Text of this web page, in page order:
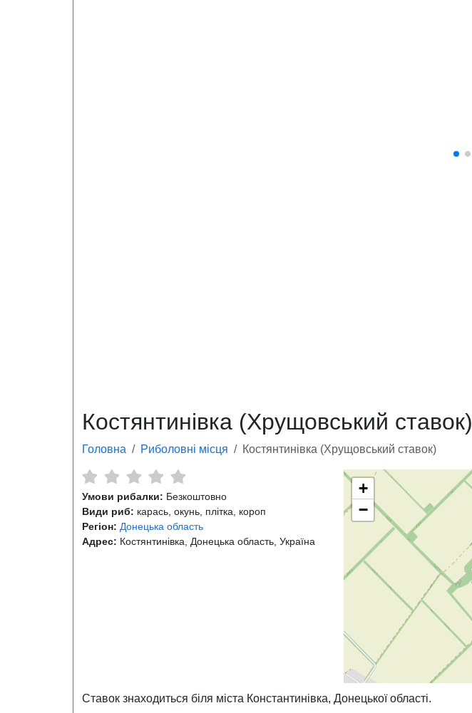
Костянтинівка (Хрущовський ставок)
Головна Риболовні місця Костянтинівка (Хрущовський ставок)
Умови рибалки: Безкоштовно
Види риб: карась, окунь, плітка, короп
Регіон: Донецька область
Адрес: Костянтинівка, Донецька область, Україна
+
−
Ставок знаходиться біля міста Константинівка, Донецької області.